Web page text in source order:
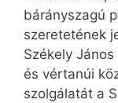
bárányszagú
szeretetének
Székely
és vértanúi
szolgálatát a